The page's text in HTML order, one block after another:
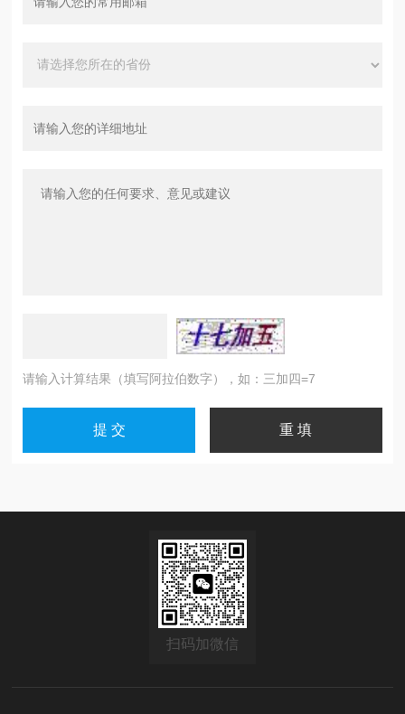
请输入计算结果（填写阿拉伯数字），如：三加四=7
扫码加微信